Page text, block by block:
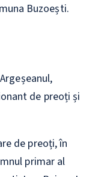
Buzoești.
de preoți și
de preoți, în
primar al